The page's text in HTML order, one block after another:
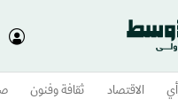
الاقتصاد ثقافة وفنون